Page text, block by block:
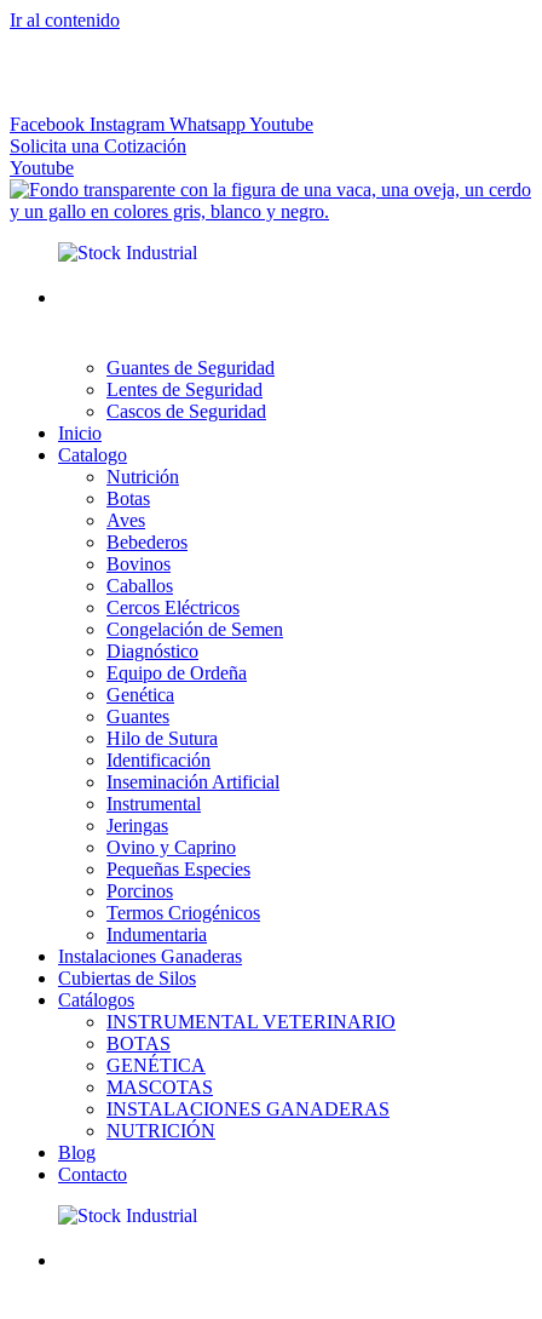
Ir al contenido
Facebook Instagram WhatsappYoutube
Solicita una Cotización
Youtube
Guantes de Seguridad
Lentes de Seguridad
Cascos de Seguridad
Inicio
Catalogo
Nutrición
Botas
Aves
Bebederos
Bovinos
Caballos
Cercos Eléctricos
Congelación de Semen
Diagnóstico
Equipo de Ordeña
Genética
Guantes
Hilo de Sutura
Identificación
Inseminación Artificial
Instrumental
Jeringas
Ovino y Caprino
Pequeñas Especies
Porcinos
Termos Criogénicos
Indumentaria
Instalaciones Ganaderas
Cubiertas de Silos
Catálogos
INSTRUMENTAL VETERINARIO
BOTAS
GENÉTICA
MASCOTAS
INSTALACIONES GANADERAS
NUTRICIÓN
Blog
Contacto